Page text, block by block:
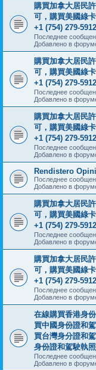
購買加拿大居民
可，購買美國綠
+1 (754) 279-
Последнее
Добавлено в
購買加拿大居民
可，購買美國綠
+1 (754) 279-
Последнее
Добавлено в
購買加拿大居民
可，購買美國綠
+1 (754) 279-
Последнее
Добавлено в
Rendistero
Последнее
Добавлено в
購買加拿大居民
可，購買美國綠
+1 (754) 279-
Последнее
Добавлено в
購買加拿大居民
可，購買美國綠
+1 (754) 279-
Последнее
Добавлено в
在線購買香港身
買中國身份證和
買台灣身分證和
身份證和駕駛執
Последнее
Добавлено в